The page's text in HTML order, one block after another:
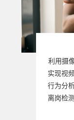
利用摄
实现视
行为分
离岗检